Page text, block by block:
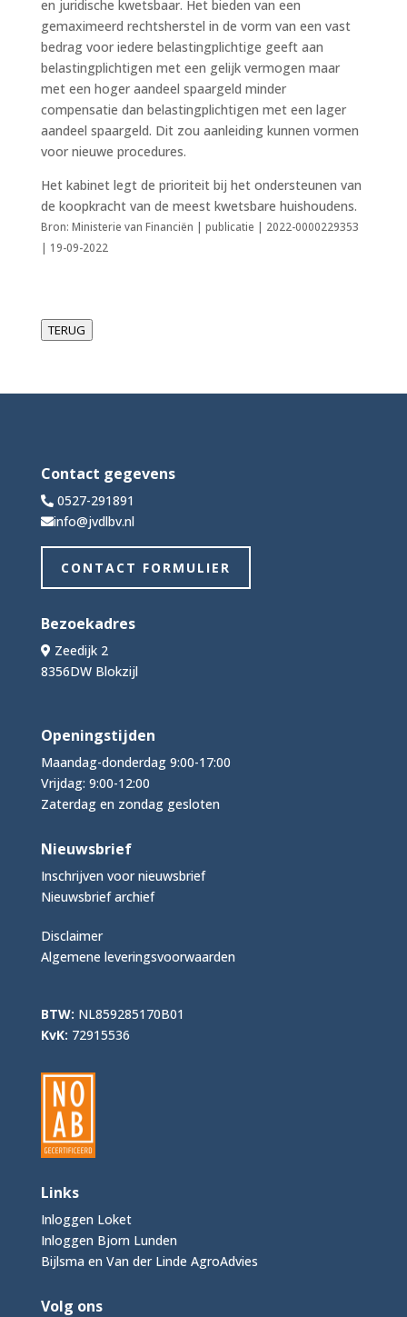
en juridische kwetsbaar. Het bieden van een
gemaximeerd rechtsherstel in de vorm van een vast
bedrag voor iedere belastingplichtige geeft aan
belastingplichtigen met een gelijk vermogen maar
met een hoger aandeel spaargeld minder
compensatie dan belastingplichtigen met een lager
aandeel spaargeld. Dit zou aanleiding kunnen vormen
voor nieuwe procedures.
Het kabinet legt de prioriteit bij het ondersteunen van
de koopkracht van de meest kwetsbare huishoudens.
Bron: Ministerie van Financiën | publicatie | 2022-0000229353
| 19-09-2022
TERUG
Contact gegevens
0527-291891
info@jvdlbv.nl
CONTACT FORMULIER
Bezoekadres
Zeedijk 2
8356DW Blokzijl
Openingstijden
Maandag-donderdag 9:00-17:00
Vrijdag: 9:00-12:00
Zaterdag en zondag gesloten
Nieuwsbrief
Inschrijven voor nieuwsbrief
Nieuwsbrief archief
Disclaimer
Algemene leveringsvoorwaarden
BTW: NL859285170B01
KvK: 72915536
Links
Inloggen Loket
Inloggen Bjorn Lunden
Bijlsma en Van der Linde AgroAdvies
Volg ons